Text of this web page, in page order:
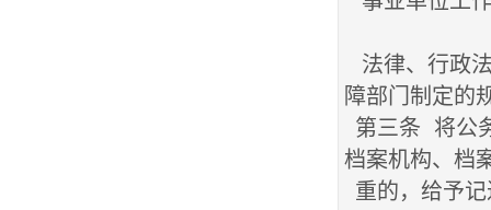
法律、行政
障部门制定的
第三条 将公
档案机构、档
重的，给予